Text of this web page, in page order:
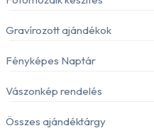
Gravírozott ajándékok
Fényképes Naptár
Vászonkép rendelés
Összes ajándéktárgy